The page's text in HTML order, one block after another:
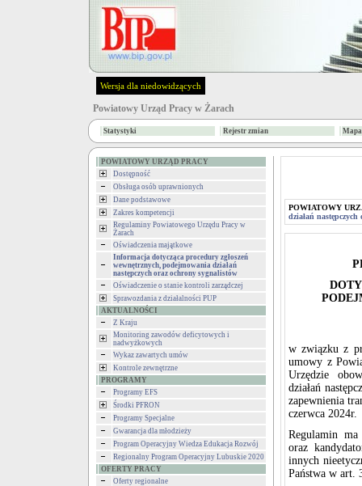
Wersja dla niedowidzących
Powiatowy Urząd Pracy w Żarach
Statystyki Rejestr zmian
POWIATOWY URZĄD PRACY
Dostępność
Obsługa osób uprawnionych
Dane podstawowe
Zakres kompetencji
Regulaminy Powiatowego Urzędu Pracy w
Żarach
Oświadczenia majątkowe
Informacja dotycząca procedury zgłoszeń
wewnętrznych, podejmowania działań
następczych oraz ochrony sygnalistów
Oświadczenie o stanie kontroli zarządczej
Sprawozdania z działalności PUP
AKTUALNOŚCI
Z Kraju
Monitoring zawodów deficytowych i
nadwyżkowych
Wykaz zawartych umów
Kontrole zewnętrzne
PROGRAMY
Programy EFS
Środki PFRON
Programy Specjalne
Gwarancja dla młodzieży
Program Operacyjny Wiedza Edukacja Rozwój
Regionalny Program Operacyjny Lubuskie 2020
OFERTY PRACY
Oferty regionalne
POWIATOWY
działań
w związku z
umowy z
Urzędzie
działań
zapewnienia
czerwca 2024r.
Regulamin
oraz
innych
Państwa w art.